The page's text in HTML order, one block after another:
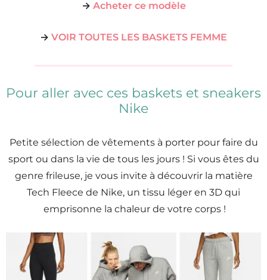
→ Acheter ce modèle
→ VOIR TOUTES LES BASKETS FEMME
Pour aller avec ces baskets et sneakers
Nike
Petite sélection de vêtements à porter pour faire du
sport ou dans la vie de tous les jours ! Si vous êtes du
genre frileuse, je vous invite à découvrir la matière
Tech Fleece de Nike, un tissu léger en 3D qui
emprisonne la chaleur de votre corps !